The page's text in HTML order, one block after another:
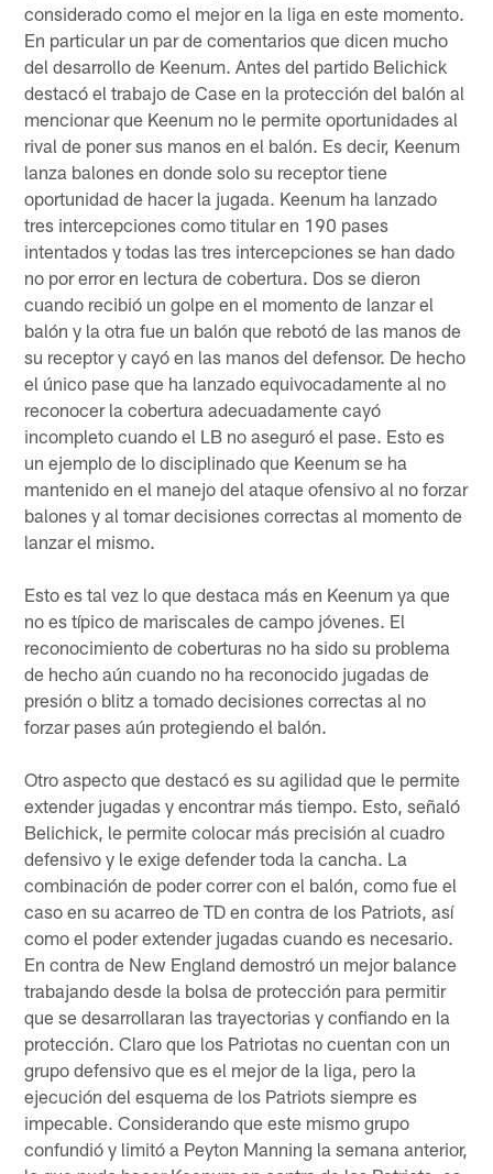
considerado como el mejor en la liga en este momento.
En particular un par de comentarios que dicen mucho
del desarrollo de Keenum. Antes del partido Belichick
destacó el trabajo de Case en la protección del balón al
mencionar que Keenum no le permite oportunidades al
rival de poner sus manos en el balón. Es decir, Keenum
lanza balones en donde solo su receptor tiene
oportunidad de hacer la jugada. Keenum ha lanzado
tres intercepciones como titular en 190 pases
intentados y todas las tres intercepciones se han dado
no por error en lectura de cobertura. Dos se dieron
cuando recibió un golpe en el momento de lanzar el
balón y la otra fue un balón que rebotó de las manos de
su receptor y cayó en las manos del defensor. De hecho
el único pase que ha lanzado equivocadamente al no
reconocer la cobertura adecuadamente cayó
incompleto cuando el LB no aseguró el pase. Esto es
un ejemplo de lo disciplinado que Keenum se ha
mantenido en el manejo del ataque ofensivo al no forzar
balones y al tomar decisiones correctas al momento de
lanzar el mismo.
Esto es tal vez lo que destaca más en Keenum ya que
no es típico de mariscales de campo jóvenes. El
reconocimiento de coberturas no ha sido su problema
de hecho aún cuando no ha reconocido jugadas de
presión o blitz a tomado decisiones correctas al no
forzar pases aún protegiendo el balón.
Otro aspecto que destacó es su agilidad que le permite
extender jugadas y encontrar más tiempo. Esto, señaló
Belichick, le permite colocar más precisión al cuadro
defensivo y le exige defender toda la cancha. La
combinación de poder correr con el balón, como fue el
caso en su acarreo de TD en contra de los Patriots, así
como el poder extender jugadas cuando es necesario.
En contra de New England demostró un mejor balance
trabajando desde la bolsa de protección para permitir
que se desarrollaran las trayectorias y confiando en la
protección. Claro que los Patriotas no cuentan con un
grupo defensivo que es el mejor de la liga, pero la
ejecución del esquema de los Patriots siempre es
impecable. Considerando que este mismo grupo
confundió y limitó a Peyton Manning la semana anterior,